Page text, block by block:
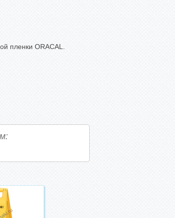
пленки ORACAL.